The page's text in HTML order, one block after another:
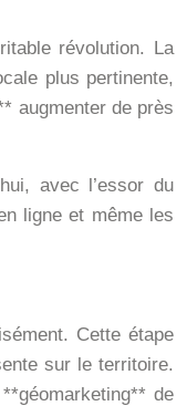
révolution. La
plus pertinente,
augmenter de près
avec l’essor du
ligne et même les
Cette étape
sur le territoire.
de